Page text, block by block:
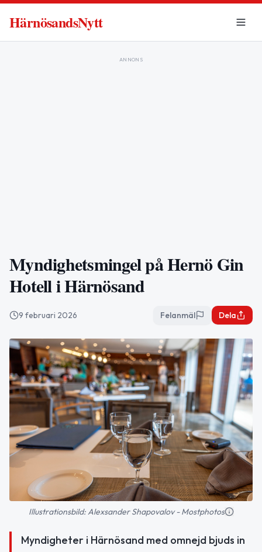
HärnösandsNytt
ANNONS
Myndighetsmingel på Hernö Gin
Hotell i Härnösand
9 februari 2026 Felanmäl Dela
Illustrationsbild: Alexsander Shapovalov - Mostphotos
Myndigheter i Härnösand med omnejd bjuds in